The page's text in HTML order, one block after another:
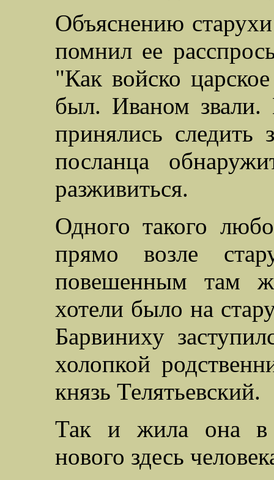
Объяснению
помнил ее
"Как войско
был. Иваном звали.
принялись
посланца
разживиться.
Одного такого
прямо возле
повешенным там
хотели было на
Барвиниху
холопкой
князь Телятьевский.
Так и жила она в
нового здесь